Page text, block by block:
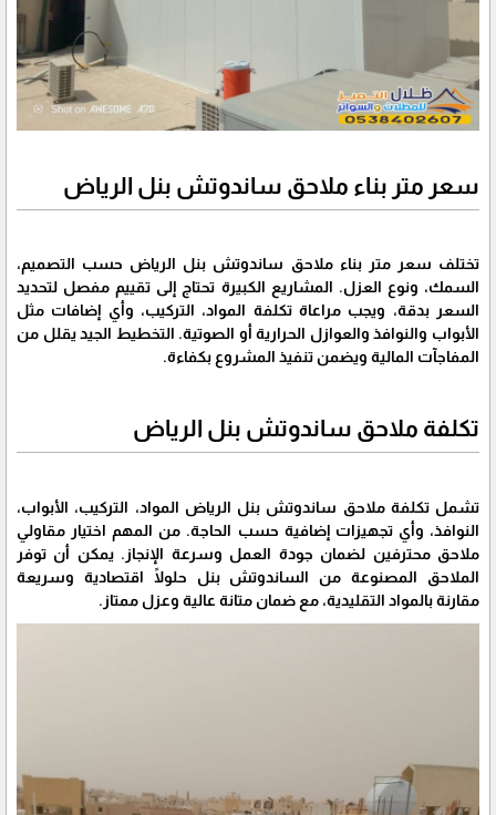
سعر متر بناء ملاحق ساندوتش بنل الرياض
تختلف سعر متر بناء ملاحق ساندوتش بنل الرياض حسب التصميم،
السمك، ونوع العزل. المشاريع الكبيرة تحتاج إلى تقييم مفصل لتحديد
السعر بدقة، ويجب مراعاة تكلفة المواد، التركيب، وأي إضافات مثل
الأبواب والنوافذ والعوازل الحرارية أو الصوتية. التخطيط الجيد يقلل من
المفاجآت المالية ويضمن تنفيذ المشروع بكفاءة.
تكلفة ملاحق ساندوتش بنل الرياض
تشمل تكلفة ملاحق ساندوتش بنل الرياض المواد، التركيب، الأبواب،
النوافذ، وأي تجهيزات إضافية حسب الحاجة. من المهم اختيار مقاولي
ملاحق محترفين لضمان جودة العمل وسرعة الإنجاز. يمكن أن توفر
الملاحق المصنوعة من الساندوتش بنل حلولًا اقتصادية وسريعة
مقارنة بالمواد التقليدية، مع ضمان متانة عالية وعزل ممتاز.